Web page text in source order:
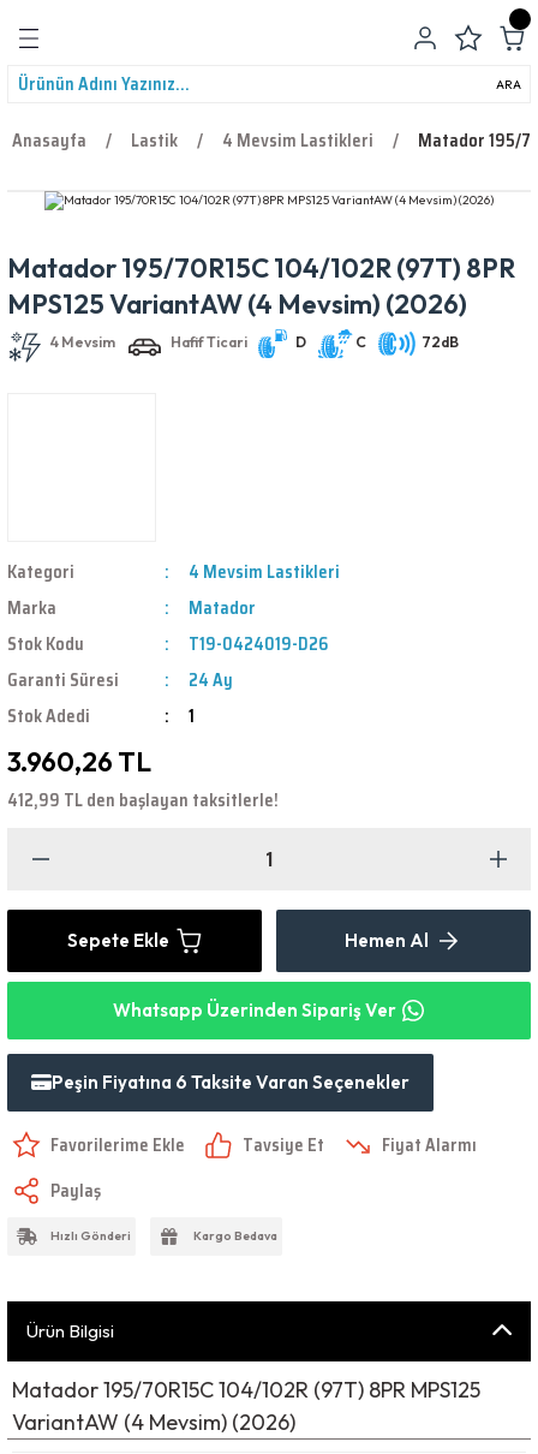
ARA
Anasayfa Lastik 4 Mevsim Lastikleri Matador 195/
Matador 195/70R15C 104/102R (97T) 8PR
MPS125 VariantAW (4 Mevsim) (2026)
Kategori
4 Mevsim Lastikleri
Marka
Matador
Stok Kodu
T19-0424019-D26
Garanti Süresi
24 Ay
Stok Adedi
1
3.960,26 TL
412,99 TL den başlayan taksitlerle!
Sepete Ekle Hemen Al
Whatsapp Üzerinden Sipariş Ver
Peşin Fiyatına 6 Taksite Varan Seçenekler
Tavsiye Et
Fiyat Alarmı
Paylaş
Hızlı Gönderi Kargo Bedava
Ürün Bilgisi
Matador 195/70R15C 104/102R (97T) 8PR MPS125
VariantAW (4 Mevsim) (2026)